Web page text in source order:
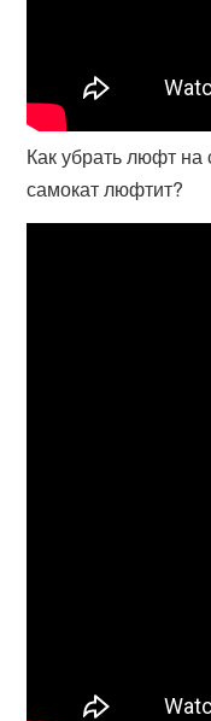
Как убрать люфт на
самокат люфтит?